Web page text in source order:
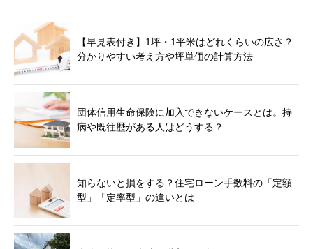
【早見表付き】1坪・1平米はどれくらいの広さ？
分かりやすい考え方や坪単価の計算方法
団体信用生命保険に加入できないケースとは。持
病や既往歴がある人はどうする？
知らないと損をする？住宅ローン手数料の「定額
型」「定率型」の違いとは